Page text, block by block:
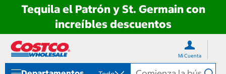
Tequila el Patrón y St. Germain con
increíbles descuentos
directo
contenido
directo
menú
Mi Cuenta